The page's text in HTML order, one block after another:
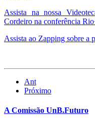
Assista na nossa
Cordeiro na conferência
Assista ao Zapping sobre a
Ant
Próximo
A Comissão UnB.Futuro